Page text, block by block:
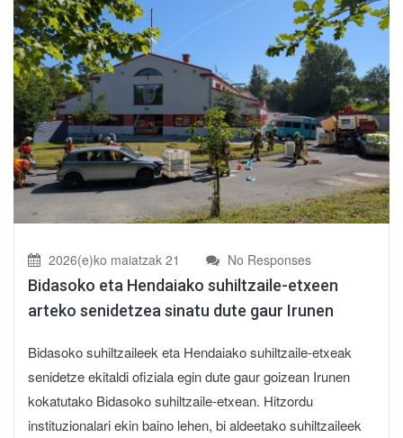
2026(e)ko maiatzak 21 No Responses
Bidasoko eta Hendaiako suhiltzaile-etxeen
arteko senidetzea sinatu dute gaur Irunen
Bidasoko suhiltzaileek eta Hendaiako suhiltzaile-etxeak
senidetze ekitaldi ofiziala egin dute gaur goizean Irunen
kokatutako Bidasoko suhiltzaile-etxean. Hitzordu
instituzionalari ekin baino lehen, bi aldeetako suhiltzaileek